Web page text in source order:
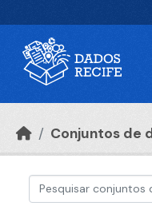
Conjuntos de